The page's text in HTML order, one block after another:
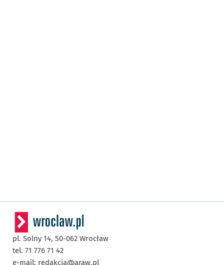
pl. Solny 14, 50-062 Wrocław
tel. 71 776 71 42
e-mail: redakcja@araw.pl